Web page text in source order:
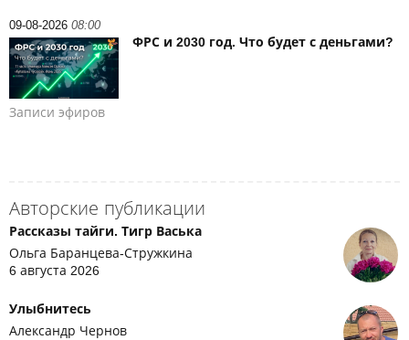
09-08-2026 08:00
ФРС и 2030 год. Что будет с деньгами?
Записи эфиров
Авторские публикации
Рассказы тайги. Тигр Васька
Ольга Баранцева-Стружкина
6 августа 2026
Улыбнитесь
Александр Чернов